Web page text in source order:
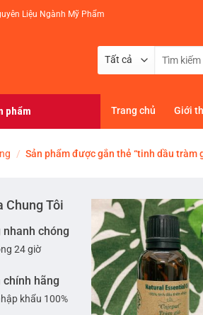
Liệu Ngành Mỹ Phẩm
Tìm
phẩm Trang chủ Giới
/ Sản phẩm được gắn thẻ “tinh dầu tràm
Chung Tôi
nhanh chóng
24 giờ
chính hãng
khẩu 100%